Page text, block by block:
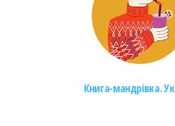
Книга-мандрівка.